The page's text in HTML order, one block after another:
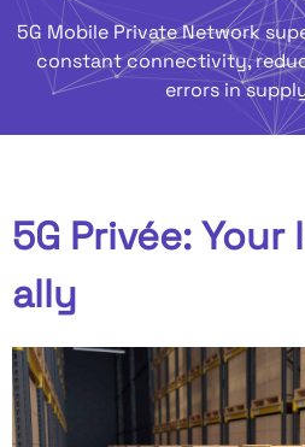
5G Mobile Private Network
constant connectivity,
errors in
5G Privée:
ally